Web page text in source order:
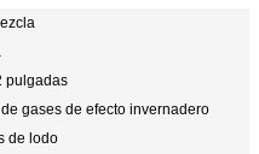
pulgadas
gases de efecto invernadero
de lodo